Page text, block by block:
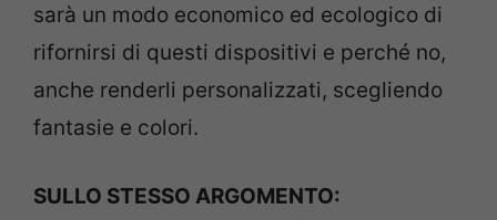
sarà un modo economico ed ecologico di
rifornirsi di questi dispositivi e perché no,
anche renderli personalizzati, scegliendo
fantasie e colori.
SULLO STESSO ARGOMENTO: